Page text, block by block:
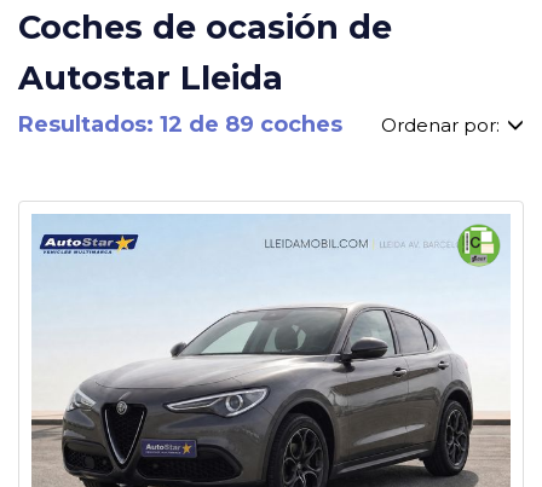
Coches de ocasión de
Autostar Lleida
Resultados: 12 de 89 coches Ordenar por: